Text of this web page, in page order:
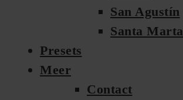
San Agustín
Santa Marta
Presets
Meer
Contact